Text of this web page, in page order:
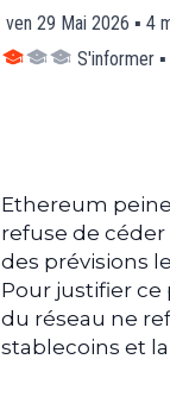
ven 29 Mai 2026 ▪ 4
S'informer ▪
Ethereum
refuse de
des prévisions
Pour justifier ce
du réseau ne
stablecoins et